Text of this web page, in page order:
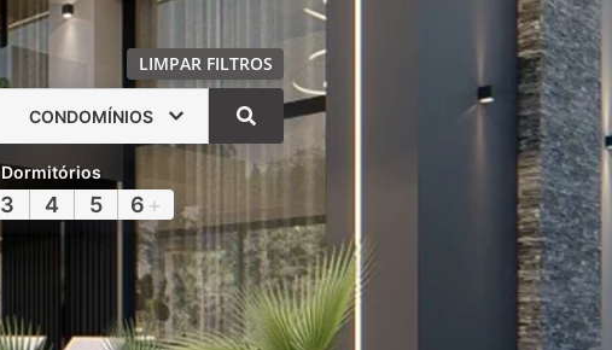
LIMPAR FILTROS
CONDOMÍNIOS
Dormitórios
3 4 5 6 +